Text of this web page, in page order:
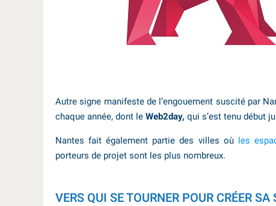
Autre signe manifeste de l’engouement suscité par
chaque année, dont le Web2day, qui s’est tenu début
Nantes fait également partie des villes où les
porteurs de projet sont les plus nombreux.
VERS QUI SE TOURNER POUR CRÉER SA